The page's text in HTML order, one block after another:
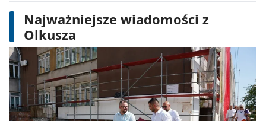
Najważniejsze wiadomości z
Olkusza